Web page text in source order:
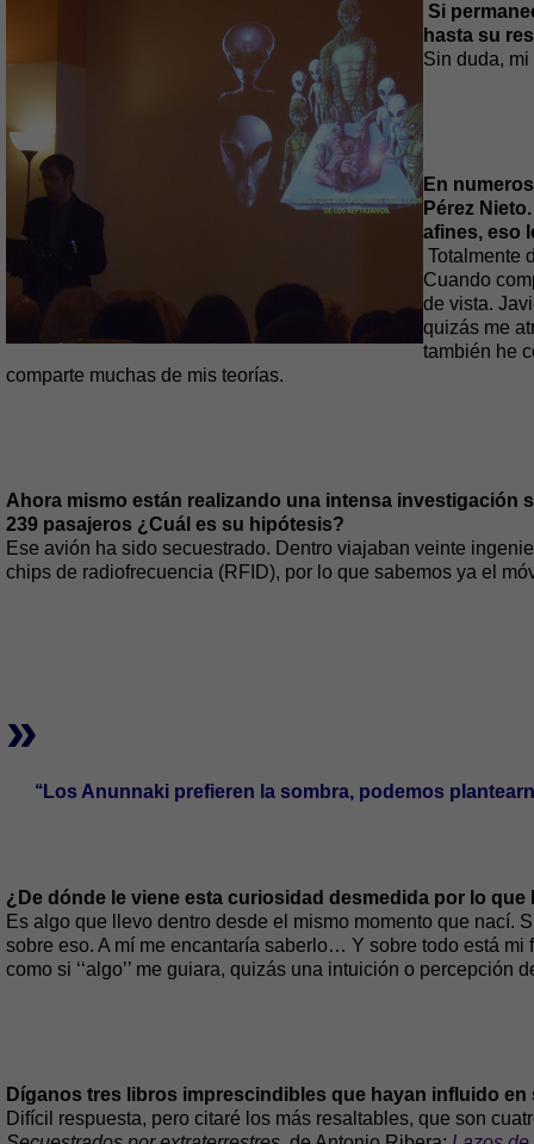
Si
hasta su
Sin duda,
En
Pérez
afines, eso
Totalmente
Cuando
de vista.
quizás me
también he
comparte muchas de mis teorías.
Ahora mismo están realizando una intensa investigación
239 pasajeros ¿Cuál es su hipótesis?
Ese avión ha sido secuestrado. Dentro viajaban veinte
chips de radiofrecuencia (RFID), por lo que sabemos ya el
»
‘‘Los Anunnaki prefieren la sombra, podemos
¿De dónde le viene esta curiosidad desmedida por lo que
Es algo que llevo dentro desde el mismo momento que
sobre eso. A mí me encantaría saberlo… Y sobre todo está
como si ‘‘algo’’ me guiara, quizás una intuición o percepción
Díganos tres libros imprescindibles que hayan influido en
Difícil respuesta, pero citaré los más resaltables, que son